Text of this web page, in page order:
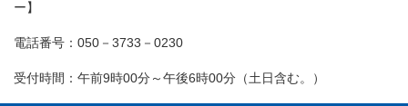
ー】
電話番号：050－3733－0230
受付時間：午前9時00分～午後6時00分（土日含む。）